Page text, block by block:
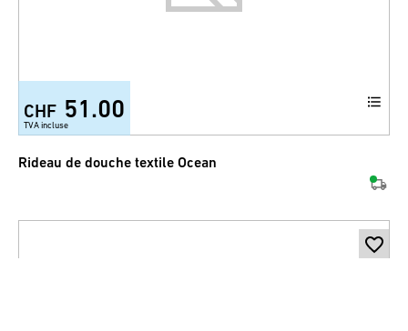
CHF 51.00
TVA incluse
Rideau de douche textile Ocean